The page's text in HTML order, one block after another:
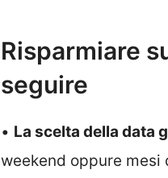
Risparmiare
seguire
• La scelta della data
weekend oppure